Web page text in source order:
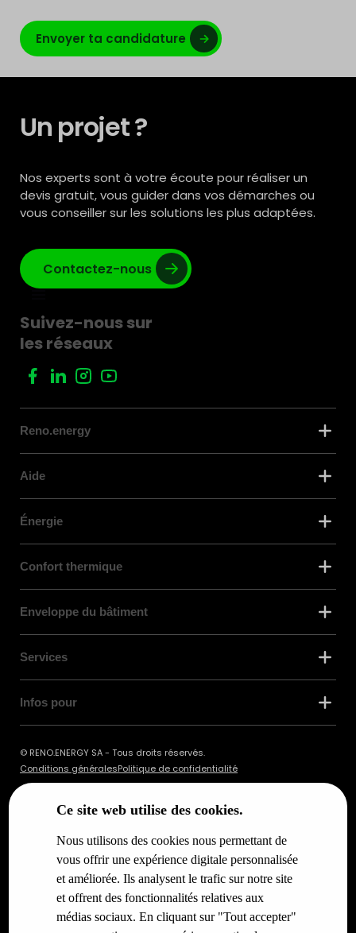
Ce site web utilise des cookies.
Nous utilisons des cookies nous permettant de
vous offrir une expérience digitale personnalisée
et améliorée. Ils analysent le trafic sur notre site
et offrent des fonctionnalités relatives aux
médias sociaux. En cliquant sur "Tout accepter"
Envoyer ta candidature
Un projet ?
Nos experts sont à votre écoute pour réaliser un
devis gratuit, vous guider dans vos démarches ou
vous conseiller sur les solutions les plus adaptées.
Contactez-nous
Suivez-nous sur
les réseaux
Reno.energy
Aide
Énergie
Confort thermique
Enveloppe du bâtiment
Services
Infos pour
© RENO.ENERGY SA - Tous droits réservés.
Conditions généralesPolitique de confidentialité